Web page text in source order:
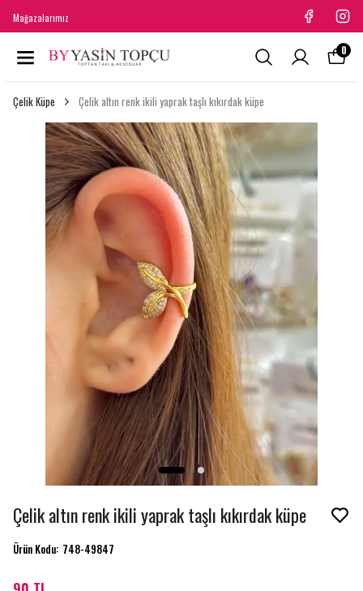
Mağazalarımız
0
Çelik Küpe Çelik altın renk ikili yaprak taşlı kıkırdak küpe
Çelik altın renk ikili yaprak taşlı kıkırdak küpe
Ürün Kodu: 748-49847